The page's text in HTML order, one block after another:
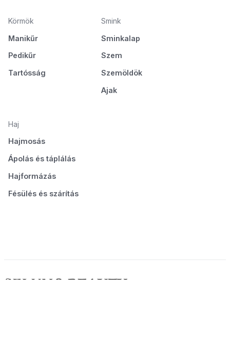
Körmök
Manikűr
Pedikűr
Tartósság
Smink
Sminkalap
Szem
Szemöldök
Ajak
Haj
Hajmosás
Ápolás és táplálás
Hajformázás
Fésülés és szárítás